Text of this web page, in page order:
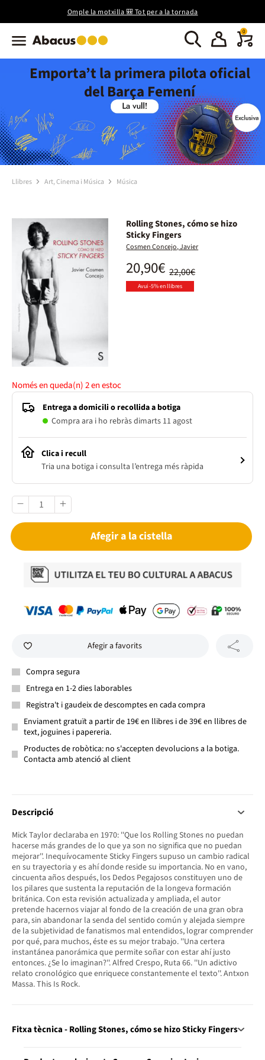
Omple la motxilla 🎒 Tot per a la tornada
0
Emporta’t la primera pilota oficial
del Barça Femení
Llibres Art, Cinema i Música Música
Rolling Stones, cómo se hizo
Sticky Fingers
Cosmen Concejo, Javier
22,00€
20,90€
Avui -5% en llibres
Només en queda(n)2en estoc
Entrega a domicili o recollida a botiga
Compra ara i ho rebràs dimarts 11 agost
Clica i recull
Tria una botiga i consulta l’entrega més ràpida
Afegir a la cistella
Afegir a favorits
Compra segura
Entrega en 1-2 dies laborables
Registra't i gaudeix de descomptes en cada compra
Enviament gratuït a partir de 19€ en llibres i de 39€ en llibres de
text, joguines i papereria.
Productes de robòtica: no s'accepten devolucions a la botiga.
Contacta amb atenció al client
Descripció
Mick Taylor declaraba en 1970: ''Que los Rolling Stones no puedan
hacerse más grandes de lo que ya son no significa que no puedan
mejorar''. Inequívocamente Sticky Fingers supuso un cambio radical
en su trayectoria y es ahí donde reside su importancia. No en vano,
cincuenta años después, los Dedos Pegajosos constituyen uno de
los pilares que sustenta la reputación de la longeva formación
británica. Con esta revisión actualizada y ampliada, el autor
pretende hacernos viajar al fondo de la creación de una gran obra
para, sin abandonar la senda del sentido común y alejada siempre
de la subjetividad de fanatismos mal entendidos, lograr comprender
por qué, para muchos, éste es su mejor trabajo. ''Una certera
instantánea panorámica que permite soñar con estar ahí justo
entonces. ¿Se lo imaginan?''. Alfred Crespo, Ruta 66. ''Un adictivo
relato cronológico que enriquece constantemente el texto''. Antxon
Massa. This Is Rock.
Fitxa tècnica - Rolling Stones, cómo se hizo Sticky Fingers